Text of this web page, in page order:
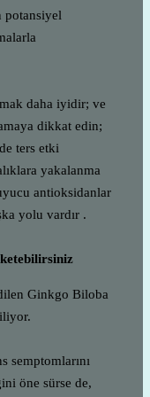
potansiyel
daha iyidir; ve
dikkat edin;
ters etki
yakalanma
antioksidanlar
yolu vardır .
Ginkgo Biloba
semptomlarını
öne sürse de,